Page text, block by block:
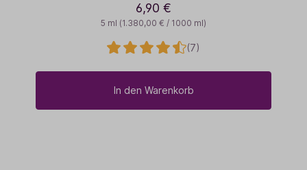
5 ml (1.380,00 € / 1000 ml)
6,90 €
(7)
In den Warenkorb